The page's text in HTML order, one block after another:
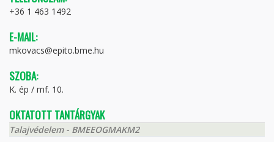
+36 1 463 1492
E-MAIL:
mkovacs@epito.bme.hu
SZOBA:
K. ép / mf. 10.
OKTATOTT TANTÁRGYAK
Talajvédelem - BMEEOGMAKM2